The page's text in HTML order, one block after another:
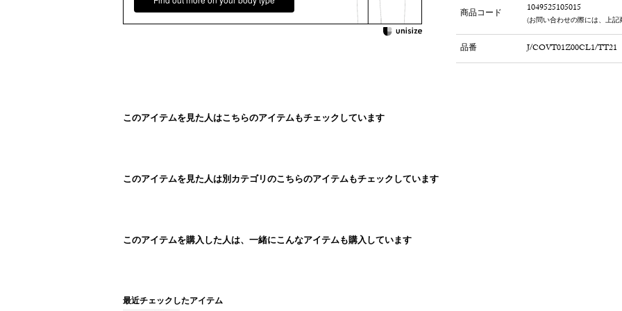
商品コード 1049525105015
(お問い合わせの際には、上
品番 J/COVT01Z00CL1/TT21
このアイテムを見た人はこちらのアイテムもチェックしています
このアイテムを見た人は別カテゴリのこちらのアイテムもチェックしています
このアイテムを購入した人は、一緒にこんなアイテムも購入しています
最近チェックしたアイテム